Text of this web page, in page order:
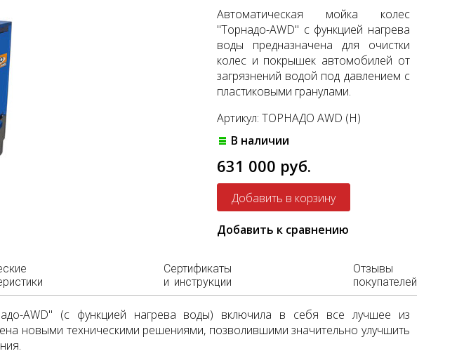
Автоматическая мойка колес
"Торнадо-AWD" c функцией нагрева
воды предназначена для очистки
колес и покрышек автомобилей от
загрязнений водой под давлением с
пластиковыми гранулами.
Артикул: ТОРНАДО AWD (H)
В наличии
631 000 руб.
Добавить к сравнению
Сертификаты
и инструкции
Отзывы
покупателей
AWD" (с функцией нагрева воды) включила в себя все лучшее из
новыми техническими решениями, позволившими значительно улучшить